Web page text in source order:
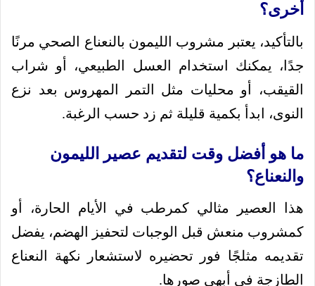
أخرى؟
بالتأكيد، يعتبر مشروب الليمون بالنعناع الصحي مرنًا
جدًا، يمكنك استخدام العسل الطبيعي، أو شراب
القيقب، أو محليات مثل التمر المهروس بعد نزع
النوى، ابدأ بكمية قليلة ثم زد حسب الرغبة.
ما هو أفضل وقت لتقديم عصير الليمون
والنعناع؟
هذا العصير مثالي كمرطب في الأيام الحارة، أو
كمشروب منعش قبل الوجبات لتحفيز الهضم، يفضل
تقديمه مثلجًا فور تحضيره لاستشعار نكهة النعناع
الطازجة في أبهى صورها.